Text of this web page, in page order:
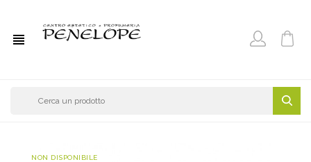
view_headline
NON DISPONIBILE